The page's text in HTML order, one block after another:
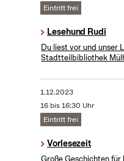
Eintritt frei
Lesehund Rudi
Du liest vor und unser
Stadtteilbibliothek
1.12.2023
16 bis 16:30 Uhr
Eintritt frei
Vorlesezeit